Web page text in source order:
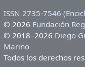
ISSN 2735-7546
© 2026 Fundación
© 2018–2026 Diego
Marino
Todos los derechos